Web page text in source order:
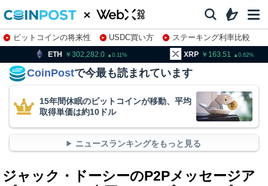
ビットコインの将来性 USDC買い方
ステーキング利率比較
株特集・関連銘柄
0.11 XRP 0.62 BNB
CoinPostで今最も読まれています
15年間休眠のビットコインが移動、平均
取得単価は約10ドル
ニュースランキングをもっと見る
ジャック・ドーシーのP2Pメッセージア